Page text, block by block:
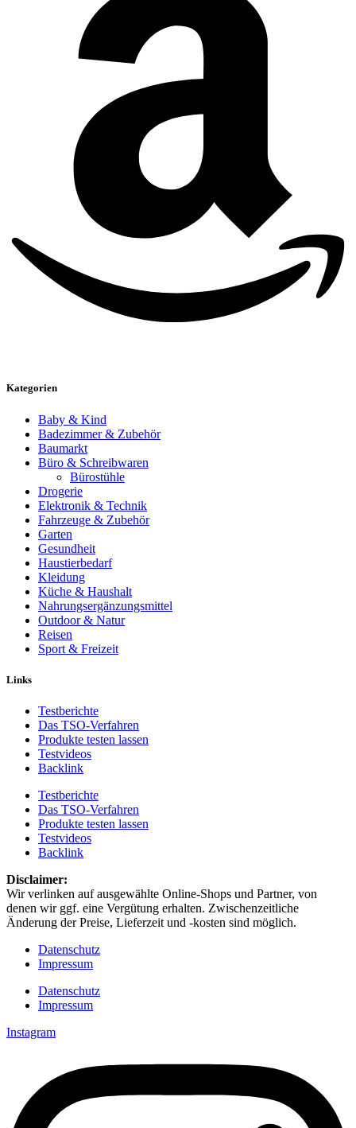
Kategorien
Baby & Kind
Badezimmer & Zubehör
Baumarkt
Büro & Schreibwaren
Bürostühle
Drogerie
Elektronik & Technik
Fahrzeuge & Zubehör
Garten
Gesundheit
Haustierbedarf
Kleidung
Küche & Haushalt
Nahrungsergänzungsmittel
Outdoor & Natur
Reisen
Sport & Freizeit
Links
Testberichte
Das TSO-Verfahren
Produkte testen lassen
Testvideos
Backlink
Testberichte
Das TSO-Verfahren
Produkte testen lassen
Testvideos
Backlink
Disclaimer: ​
Wir verlinken auf ausgewählte Online-Shops und Partner, von
denen wir ggf. eine Vergütung erhalten. Zwischenzeitliche
Änderung der Preise, Lieferzeit und -kosten sind möglich.
Datenschutz
Impressum
Datenschutz
Impressum
Instagram